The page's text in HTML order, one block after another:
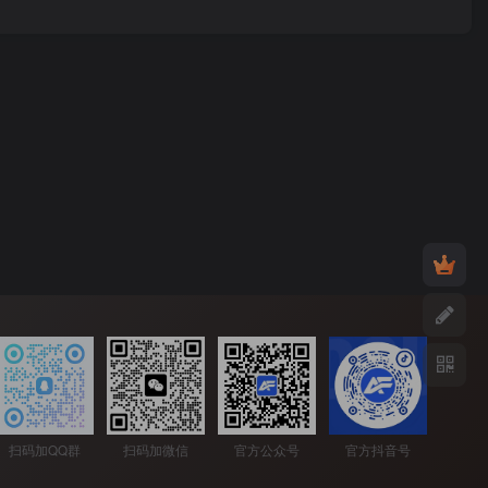
扫码加QQ群 扫码加微信 官方公众号 官方抖音号